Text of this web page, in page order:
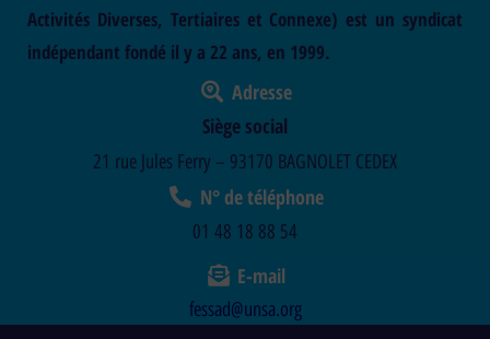
Activités Diverses, Tertiaires et Connexe) est un syndicat
indépendant fondé il y a 22 ans, en 1999.
Adresse
Siège social
21 rue Jules Ferry – 93170 BAGNOLET CEDEX
N° de téléphone
01 48 18 88 54
E-mail
fessad@unsa.org